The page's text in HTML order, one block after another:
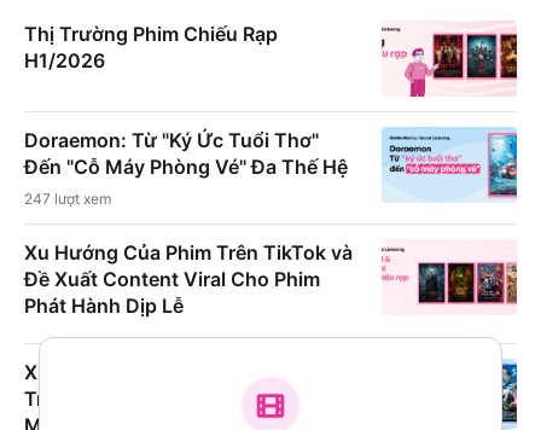
Thị Trường Phim Chiếu Rạp
H1/2026
Doraemon: Từ "Ký Ức Tuổi Thơ"
Đến "Cỗ Máy Phòng Vé" Đa Thế Hệ
247 lượt xem
Xu Hướng Của Phim Trên TikTok và
Đề Xuất Content Viral Cho Phim
Phát Hành Dịp Lễ
Xu Hướng Đặt Vé Sớm & Sự Tăng
Trưởng Vượt Bậc Của Conan